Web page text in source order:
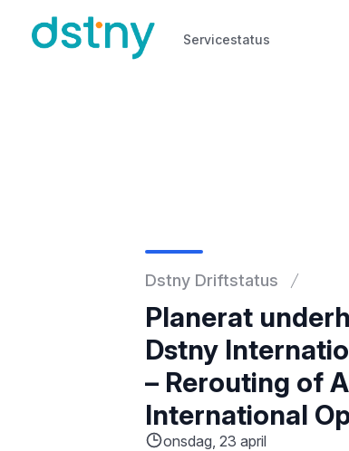
Servicestatus
Dstny Driftstatus
Planerat
Dstny
– Rerouting of
International
onsdag, 23 april